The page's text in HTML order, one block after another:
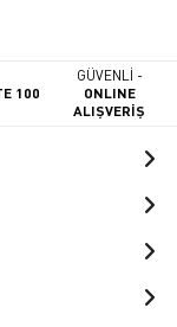
100
GÜVENLİ -
ONLINE
ALIŞVERİŞ